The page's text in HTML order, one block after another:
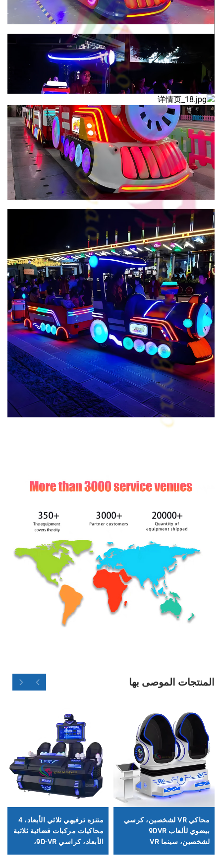
المنتجات الموصى بها
محاكي VR لشخصين، كرسي
بيضوي لألعاب 9DVR
لشخصين، سينما VR
لشخصين، معدات ترفيه
متنزه ترفيهي ثلاثي الأبعاد، 4
محاكيات مركبات فضائية ثلاثية
الأبعاد، كراسي 9D-VR،
معدات الواقع الافتراضي